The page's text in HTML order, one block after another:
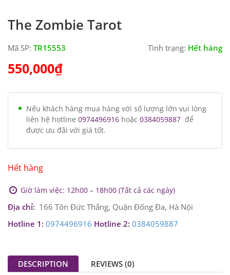
The Zombie Tarot
Mã SP: TR15553 Tình trạng: Hết hàng
550,000₫
Nếu khách hàng mua hàng với số lượng lớn vui lòng
liên hệ hotline 0974496916 hoặc 0384059887 để
được ưu đãi với giá tốt.
Hết hàng
Giờ làm việc: 12h00 – 18h00 (Tất cả các ngày)
Địa chỉ: 166 Tôn Đức Thắng, Quận Đống Đa, Hà Nội
Hotline 1: 0974496916 Hotline 2: 0384059887
DESCRIPTION REVIEWS (0)